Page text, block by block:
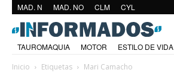
MAD. N MAD. NO CLM CYL
TAUROMAQUIA MOTOR
ESTILO DE VIDA
Inicio
Etiquetas Mari Camacho